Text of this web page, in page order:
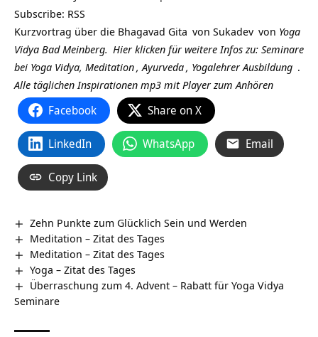
Subscribe: RSS
Kurzvortrag über die Bhagavad Gita von Sukadev von Yoga
Vidya Bad Meinberg. Hier klicken für weitere Infos zu: Seminare
bei Yoga Vidya, Meditation, Ayurveda, Yogalehrer Ausbildung .
Alle täglichen Inspirationen mp3 mit Player zum Anhören
Facebook Share on X
LinkedIn WhatsApp Email
Copy Link
Zehn Punkte zum Glücklich Sein und Werden
Meditation – Zitat des Tages
Meditation – Zitat des Tages
Yoga – Zitat des Tages
Überraschung zum 4. Advent – Rabatt für Yoga Vidya
Seminare